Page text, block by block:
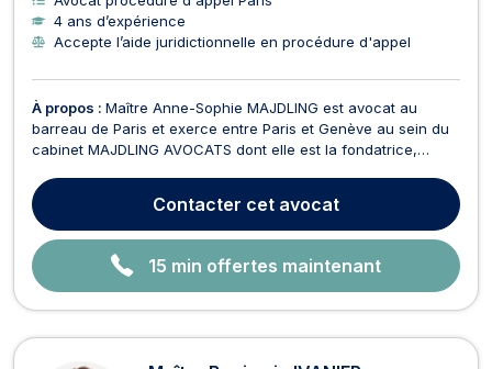
4 ans d’expérience
Accepte l’aide juridictionnelle en procédure d'appel
À propos : Maître Anne-Sophie MAJDLING est avocat au
barreau de Paris et exerce entre Paris et Genève au sein du
cabinet MAJDLING AVOCATS dont elle est la fondatrice,
commercial et international, droit pénal, droit des assurances.
Elle conseille et représente une clientèle ...
Contacter cet avocat
15 min offertes maintenant